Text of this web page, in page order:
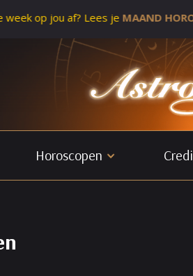
jou af? Lees jeMAAND HOROSCOOP.
Horoscopen